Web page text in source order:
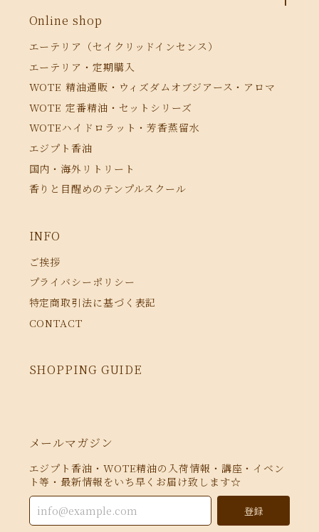
Online shop
エーテリア（セイクリッドインセンス）
エーテリア・定期購入
WOTE 精油通販・ウィズダムオブジアース・アロマ
WOTE 定番精油・セットシリーズ
WOTEハイドロラット・芳香蒸留水
エジプト香油
国内・海外リトリート
香りと目醒めのテンプルスクール
INFO
ご挨拶
プライバシーポリシー
特定商取引法に基づく表記
CONTACT
SHOPPING GUIDE
メールマガジン
エジプト香油・WOTE精油の入荷情報・講座・イベン
ト等・最新情報をいち早くお届け致します☆
登録